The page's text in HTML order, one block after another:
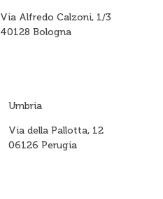
Via Alfredo Calzoni, 1/3
40128 Bologna
Umbria
Via della Pallotta, 12
06126 Perugia